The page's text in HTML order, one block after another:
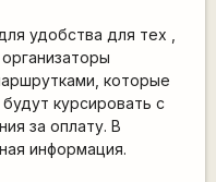
удобства для тех ,
которые
курсировать с
за оплату. В
информация.